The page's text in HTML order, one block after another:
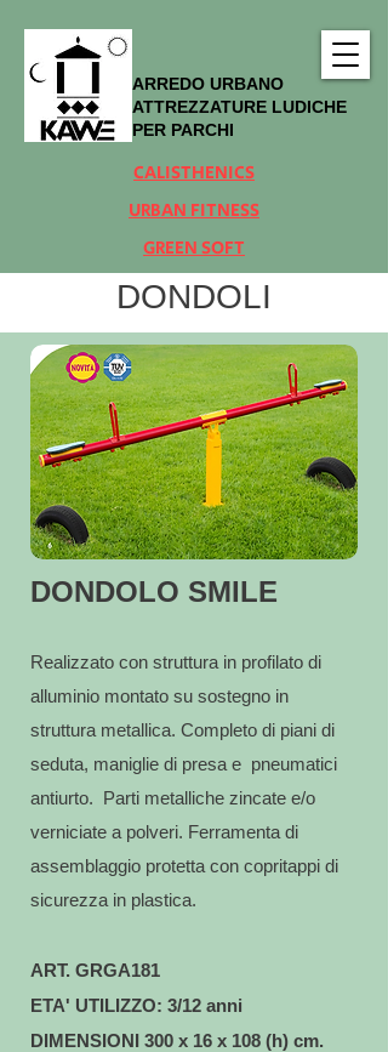
ARREDO URBANO
ATTREZZATURE LUDICHE
PER PARCHI
CALISTHENICS
URBAN FITNESS
GREEN SOFT
DONDOLI
DONDOLO SMILE
Realizzato con struttura in profilato di
alluminio montato su sostegno in
struttura metallica. Completo di piani di
seduta, maniglie di presa e pneumatici
antiurto. Parti metalliche zincate e/o
verniciate a polveri. Ferramenta di
assemblaggio protetta con copritappi di
sicurezza in plastica.
ART. GRGA181
ETA' UTILIZZO: 3/12 anni
DIMENSIONI 300 x 16 x 108 (h) cm.